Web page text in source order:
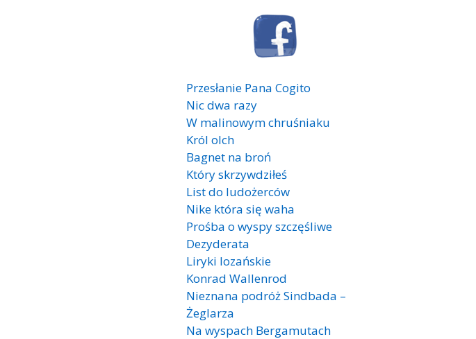
Przesłanie Pana Cogito
Nic dwa razy
W malinowym chruśniaku
Król olch
Bagnet na broń
Który skrzywdziłeś
List do ludożerców
Nike która się waha
Prośba o wyspy szczęśliwe
Dezyderata
Liryki lozańskie
Konrad Wallenrod
Nieznana podróż Sindbada –
Żeglarza
Na wyspach Bergamutach